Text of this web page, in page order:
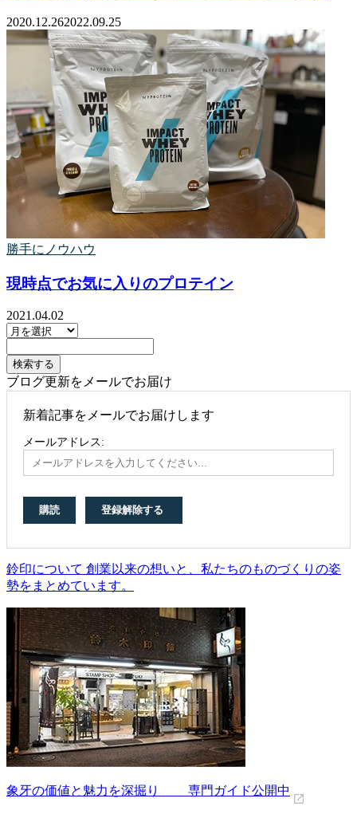
2020.12.262022.09.25
勝手にノウハウ
現時点でお気に入りのプロテイン
2021.04.02
ブログ更新をメールでお届け
新着記事をメールでお届けします
メールアドレス:
鈴印について 創業以来の想いと、私たちのものづくりの姿
勢をまとめています。
象牙の価値と魅力を深掘り 専門ガイド公開中